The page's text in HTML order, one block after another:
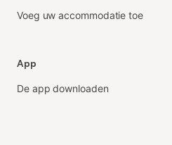
Voeg uw accommodatie toe
App
De app downloaden